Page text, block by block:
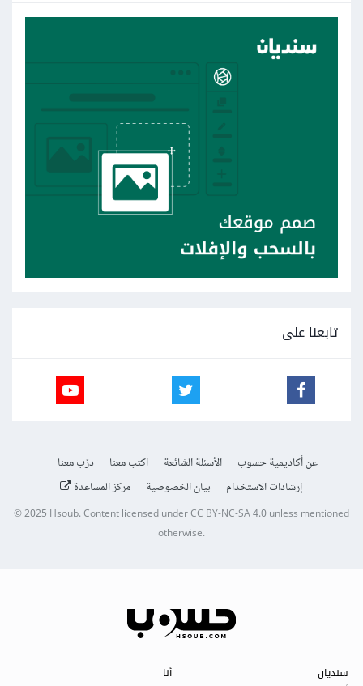
تابعنا على
عن أكاديمية حسوب الأسئلة الشائعة اكتب معنا
درّب معنا
إرشادات الاستخدام
بيان الخصوصية مركز المساعدة
© 2025Hsoub.Content licensed underCC BY-NC-SA 4.0unless mentioned
otherwise.